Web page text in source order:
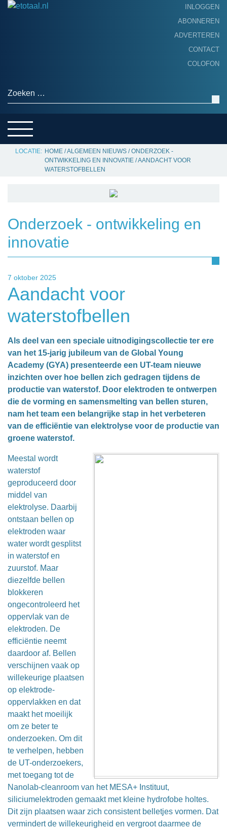
INLOGGEN
ABONNEREN
ADVERTEREN
CONTACT
COLOFON
Zoeken naar:
SERVICE
HOME /ALGEMEEN NIEUWS /ONDERZOEK -
ONTWIKKELING EN INNOVATIE /AANDACHT VOOR
WATERSTOFBELLEN
Onderzoek - ontwikkeling en
innovatie
7 oktober 2025
Aandacht voor
waterstofbellen
Als deel van een speciale uitnodigingscollectie ter ere
van het 15-jarig jubileum van de Global Young
Academy (GYA) presenteerde een UT-team nieuwe
inzichten over hoe bellen zich gedragen tijdens de
productie van waterstof. Door elektroden te ontwerpen
die de vorming en samensmelting van bellen sturen,
nam het team een belangrijke stap in het verbeteren
van de efficiëntie van elektrolyse voor de productie van
groene waterstof.
Meestal wordt
waterstof
geproduceerd door
middel van
elektrolyse. Daarbij
ontstaan bellen op
elektroden waar
water wordt gesplitst
in waterstof en
zuurstof. Maar
diezelfde bellen
blokkeren
ongecontroleerd het
oppervlak van de
elektroden. De
efficiëntie neemt
daardoor af. Bellen
verschijnen vaak op
willekeurige plaatsen
op elektrode-
oppervlakken en dat
maakt het moeilijk
om ze beter te
onderzoeken. Om dit
te verhelpen, hebben
de UT-onderzoekers,
met toegang tot de
Nanolab-cleanroom van het MESA+ Instituut,
siliciumelektroden gemaakt met kleine hydrofobe holtes.
Dit zijn plaatsen waar zich consistent belletjes vormen. Dat
vermindert de willekeurigheid en vergroot daarmee de